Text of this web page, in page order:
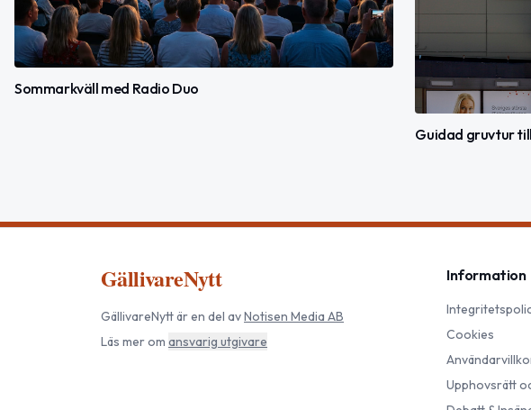
Sommarkväll med Radio Duo
Guidad gruvtur
GällivareNytt
GällivareNyttär en del avNotisen Media AB
Läs mer om ansvarig utgivare
Information
Cookies
Upphovsrätt